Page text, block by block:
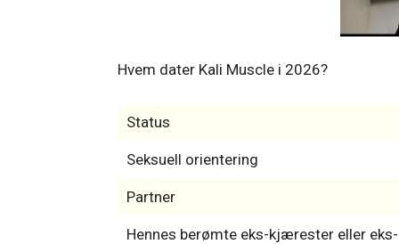
Hvem dater Kali Muscle i 2026?
Status
Seksuell orientering
Partner
Hennes berømte eks-kjærester eller